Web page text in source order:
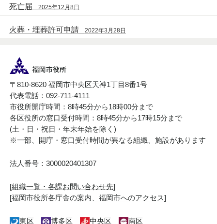
死亡届 2025年12月8日
火葬・埋葬許可申請 2022年3月28日
〒810-8620 福岡市中央区天神1丁目8番1号
代表電話：092-711-4111
市役所開庁時間：8時45分から18時00分まで
各区役所の窓口受付時間：8時45分から17時15分まで
(土・日・祝日・年末年始を除く)
※一部、開庁・窓口受付時間が異なる組織、施設があります
法人番号：3000020401307
[組織一覧・各課お問い合わせ先]
[福岡市役所各庁舎の案内、福岡市へのアクセス]
東区 博多区 中央区 南区